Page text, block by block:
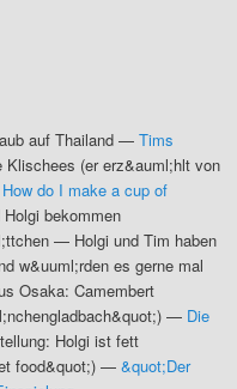
auf Thailand — Tims
(er erz&auml;hlt von
How do I make a cup of
bekommen
— Holgi und Tim haben
w&uuml;rden es gerne mal
Osaka: Camembert
— Die
Holgi ist fett
food&quot;) — &quot;Der